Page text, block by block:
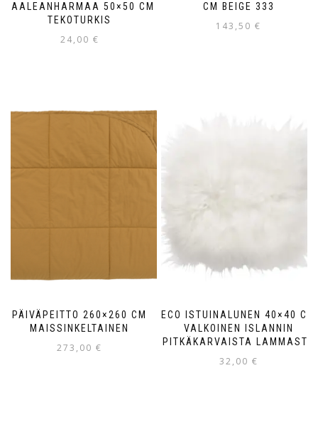
VAALEANHARMAA 50×50 CM
TEKOTURKIS
24,00 €
CM BEIGE 333
143,50 €
PÄIVÄPEITTO 260×260 CM
MAISSINKELTAINEN
273,00 €
ECO ISTUINALUNEN 40×40 CM
VALKOINEN ISLANNIN
PITKÄKARVAISTA LAMMASTA
32,00 €